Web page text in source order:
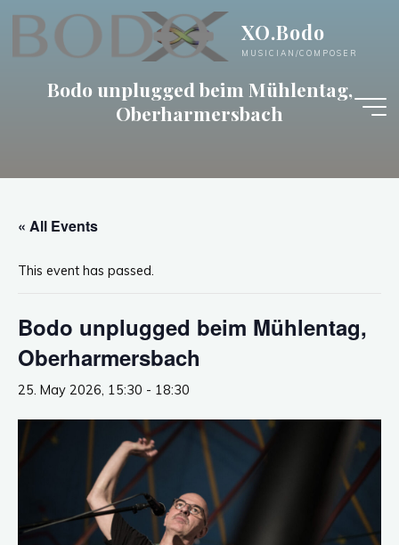
content
XO.Bodo
MUSICIAN/COMPOSER
Bodo unplugged beim Mühlentag,
Oberharmersbach
« All Events
This event has passed.
Bodo unplugged beim Mühlentag,
Oberharmersbach
25. May 2026, 15:30 - 18:30